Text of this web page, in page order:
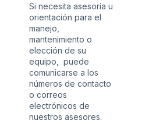
Si necesita asesoría u
orientación para el
manejo,
mantenimiento o
elección de su
equipo, puede
comunicarse a los
números de contacto
o correos
electrónicos de
nuestros asesores.